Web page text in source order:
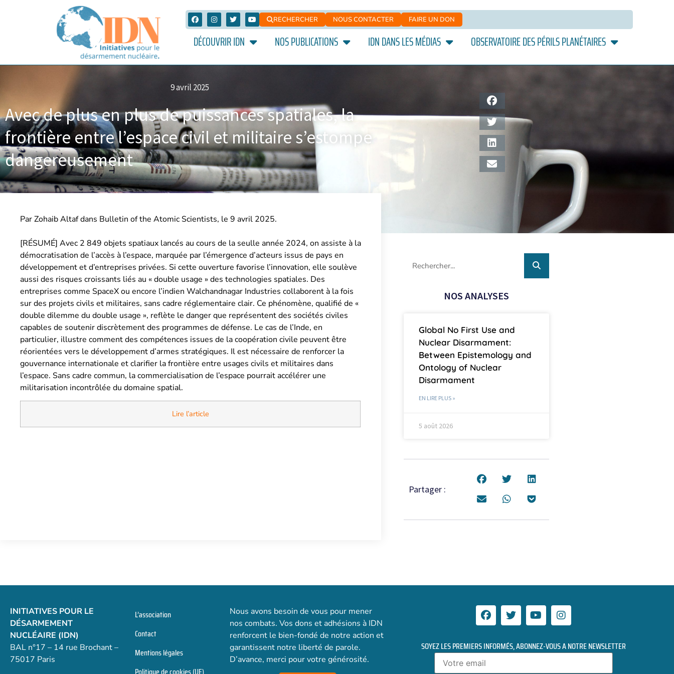
RECHERCHER NOUS CONTACTER FAIRE UN DON
DÉCOUVRIR IDN NOS PUBLICATIONS IDN DANS LES MÉDIAS OBSERVATOIRE DES PÉRILS PLANÉTAIRES
9 avril 2025
Avec de plus en plus de puissances spatiales, la
frontière entre l’espace civil et militaire s’estompe
dangereusement
Par Zohaib Altaf dans Bulletin of the Atomic Scientists, le 9 avril 2025.
[RÉSUMÉ] Avec 2 849 objets spatiaux lancés au cours de la seulle année 2024, on assiste à la
démocratisation de l’accès à l’espace, marquée par l’émergence d’acteurs issus de pays en
développement et d’entreprises privées. Si cette ouverture favorise l’innovation, elle soulève
aussi des risques croissants liés au « double usage » des technologies spatiales. Des
entreprises comme SpaceX ou encore l’indien Walchandnagar Industries collaborent à la fois
sur des projets civils et militaires, sans cadre réglementaire clair. Ce phénomène, qualifié de «
double dilemme du double usage », reflète le danger que représentent des sociétés civiles
capables de soutenir discrètement des programmes de défense. Le cas de l’Inde, en
particulier, illustre comment des compétences issues de la coopération civile peuvent être
réorientées vers le développement d’armes stratégiques. Il est nécessaire de renforcer la
gouvernance internationale et clarifier la frontière entre usages civils et militaires dans
l’espace. Sans cadre commun, la commercialisation de l’espace pourrait accélérer une
militarisation incontrôlée du domaine spatial.
Lire l’article
NOS ANALYSES
Global No First Use and
Nuclear Disarmament:
Between Epistemology and
Ontology of Nuclear
Disarmament
EN LIRE PLUS »
5 août 2026
Partager :
INITIATIVES POUR LE
DÉSARMEMENT
NUCLÉAIRE (IDN)
BAL n°17 – 14 rue Brochant –
75017 Paris
L’association
Contact
Mentions légales
Nous avons besoin de vous pour mener
nos combats. Vos dons et adhésions à IDN
renforcent le bien-fondé de notre action et
garantissent notre liberté de parole.
D’avance, merci pour votre générosité.
SOYEZ LES PREMIERS INFORMÉS, ABONNEZ-VOUS A NOTRE NEWSLETTER